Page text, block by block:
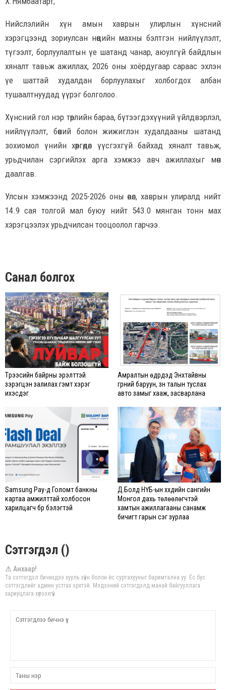
Нийслэлийн хүн амын хаврын улирлын хүнсний
хэрэгцээнд зориулсан нөөцийн махны бэлтгэн нийлүүлэлт,
түгээлт, борлуулалтын үе шатанд чанар, аюулгүй байдлын
хяналт тавьж ажиллах, 2026 оны хоёрдугаар сараас эхлэн
үе шаттай худалдан борлуулахыг холбогдох албан
тушаалтнуудад үүрэг болголоо.
Хүнсний гол нэр төрлийн бараа, бүтээгдэхүүний үйлдвэрлэл,
нийлүүлэлт, бөөний болон жижиглэн худалдааны шатанд
зохиомол үнийн хөөргөдөл үүсгэхгүй байхад хяналт тавьж,
урьдчилан сэргийлэх арга хэмжээ авч ажиллахыг мөн
даалгав.
Улсын хэмжээнд 2025-2026 оны өвөл, хаврын улиралд нийт
14.9 сая толгой мал буюу нийт 543.0 мянган тонн мах
хэрэгцээлэх урьдчилсан тооцоолол гарчээ.
Санал болгох
Түрээсийн байрны эрэлттэй
зэрэгцэн залилах гэмт хэрэг
ихэсдэг
Амралтын өдрүүдэд Энхтайвны
гүүрний баруун, зүүн талын туслах
авто замыг хааж, засварлана
Samsung Pay-д Голомт банкны
картаа амжилттай холбосон
харилцагч бүр бэлэгтэй
Д.Болд НҮБ-ын хүүхдийн сангийн
Монгол дахь төлөөлөгчтэй
хамтын ажиллагааны санамж
бичигт гарын үсэг зурлаа
Сэтгэгдэл ()
⚠ Анхаар!
Та сэтгэгдэл бичихдээ хууль зүйн болон ёс суртахууныг баримтална уу. Ёс бус
сэтгэгдлийг админ устгах эрхтэй. Мэдээний сэтгэгдэлд манай байгууллага
хариуцлага хүлээхгүй.